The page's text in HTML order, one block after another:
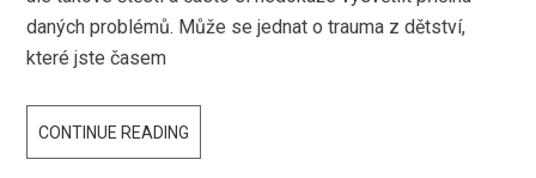
daných problémů. Může se jednat o trauma z dětství,
které jste časem
CONTINUE READING
TERAPIE